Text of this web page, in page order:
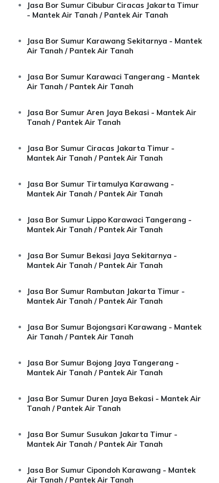
Jasa Bor Sumur Cibubur Ciracas Jakarta Timur
- Mantek Air Tanah / Pantek Air Tanah
Jasa Bor Sumur Karawang Sekitarnya - Mantek
Air Tanah / Pantek Air Tanah
Jasa Bor Sumur Karawaci Tangerang - Mantek
Air Tanah / Pantek Air Tanah
Jasa Bor Sumur Aren Jaya Bekasi - Mantek Air
Tanah / Pantek Air Tanah
Jasa Bor Sumur Ciracas Jakarta Timur -
Mantek Air Tanah / Pantek Air Tanah
Jasa Bor Sumur Tirtamulya Karawang -
Mantek Air Tanah / Pantek Air Tanah
Jasa Bor Sumur Lippo Karawaci Tangerang -
Mantek Air Tanah / Pantek Air Tanah
Jasa Bor Sumur Bekasi Jaya Sekitarnya -
Mantek Air Tanah / Pantek Air Tanah
Jasa Bor Sumur Rambutan Jakarta Timur -
Mantek Air Tanah / Pantek Air Tanah
Jasa Bor Sumur Bojongsari Karawang - Mantek
Air Tanah / Pantek Air Tanah
Jasa Bor Sumur Bojong Jaya Tangerang -
Mantek Air Tanah / Pantek Air Tanah
Jasa Bor Sumur Duren Jaya Bekasi - Mantek Air
Tanah / Pantek Air Tanah
Jasa Bor Sumur Susukan Jakarta Timur -
Mantek Air Tanah / Pantek Air Tanah
Jasa Bor Sumur Cipondoh Karawang - Mantek
Air Tanah / Pantek Air Tanah